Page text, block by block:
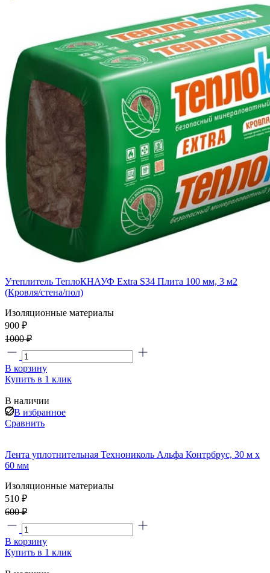
Утеплитель ТеплоКНАУФ Extra S34 Плита 100 мм, 3 м2
(Кровля/стена/пол)
Изоляционные материалы
900 ₽
1000 ₽
В корзину
Купить в 1 клик
В наличии
В избранное
Сравнить
Лента уплотнительная Технониколь Альфа Контрбрус, 30 м х
60 мм
Изоляционные материалы
510 ₽
600 ₽
В корзину
Купить в 1 клик